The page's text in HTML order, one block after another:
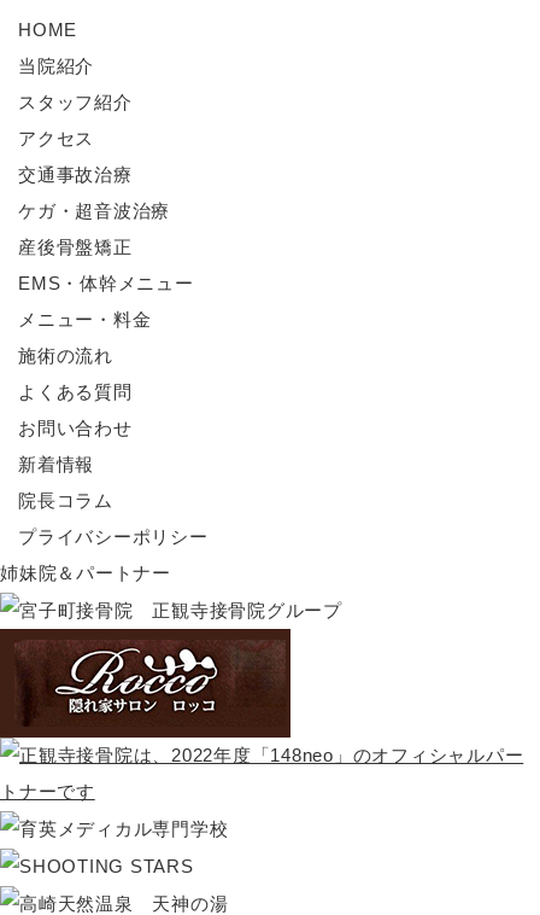
HOME
当院紹介
スタッフ紹介
アクセス
交通事故治療
ケガ・超音波治療
産後骨盤矯正
EMS・体幹メニュー
メニュー・料金
施術の流れ
よくある質問
お問い合わせ
新着情報
院長コラム
プライバシーポリシー
姉妹院＆パートナー